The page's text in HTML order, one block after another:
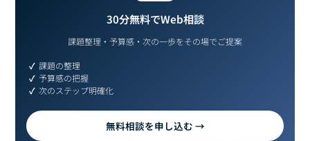
30分無料でWeb相談
課題整理・予算感・次の一歩をその場でご提案
課題の整理
予算感の把握
次のステップ明確化
無料相談を申し込む →